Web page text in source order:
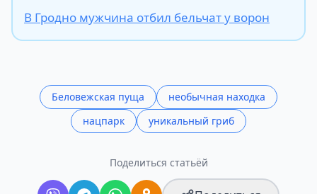
В Гродно мужчина отбил бельчат у ворон
Беловежская пуща
необычная находка
нацпарк
уникальный гриб
Поделиться статьёй